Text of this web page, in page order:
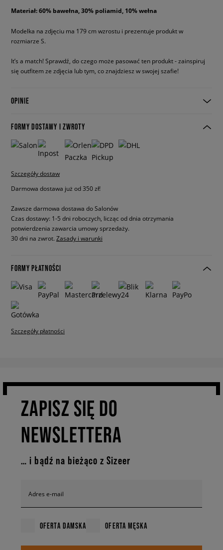
Materiał: 60% bawełna, 30% poliamid, 10% wełna
Modelka na zdjęciu ma 179 cm wzrostu i prezentuje produkt w
rozmiarze S.
It’s a match! Sprawdź, do czego może pasować ten produkt - zainspiruj
się outfitem ze zdjęcia lub tym, co znajdziesz w swojej szafie!
OPINIE
FORMY DOSTAWY I ZWROTY
Szczegóły dostaw
Darmowa dostawa już od 350 zł!
Zawsze darmowa dostawa do Salonów
Czas dostawy: 1-5 dni roboczych, licząc od dnia otrzymania
potwierdzenia zawarcia umowy sprzedaży.
30 dni na zwrot. Zasady i warunki
FORMY PŁATNOŚCI
Szczegóły płatności
ZAPISZ SIĘ DO
NEWSLETTERA
… i bądź na bieżąco z Sizeer
Adres e-mail
OFERTA DAMSKA OFERTA MĘSKA